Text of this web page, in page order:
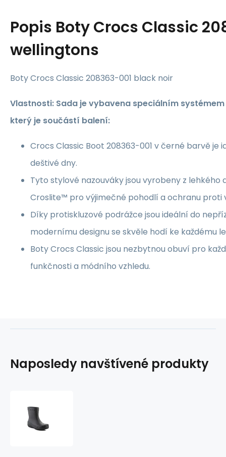
Popis Boty Crocs Classic
wellingtons
Boty Crocs Classic 208363-001 black noir
Vlastnosti: Sada je vybavena speciálním
který je součástí balení:
Crocs Classic Boot 208363-001 v černé barvě je
deštivé dny.
Tyto stylové nazouváky jsou vyrobeny z lehkého
Croslite™ pro výjimečné pohodlí a ochranu proti
Díky protiskluzové podrážce jsou ideální do
modernímu designu se skvěle hodí ke každému
Boty Crocs Classic jsou nezbytnou obuví pro
funkčnosti a módního vzhledu.
Naposledy navštívené produkty